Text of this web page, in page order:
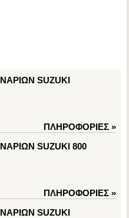
SUZUKI
ΠΛΗΡΟΦΟΡΙΕΣ »
SUZUKI 800
ΠΛΗΡΟΦΟΡΙΕΣ »
SUZUKI